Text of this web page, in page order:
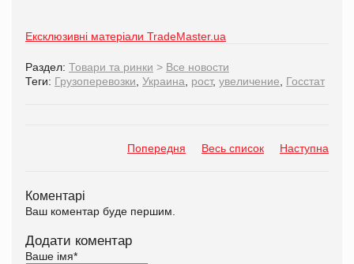
Ексклюзивні матеріали TradeMaster.ua
Раздел: Товари та ринки > Все новости
Теги: Грузоперевозки, Украина, рост, увеличение, Госстат
Попередня Весь список Наступна
Коментарі
Ваш коментар буде першим.
Додати коментар
Ваше імя*